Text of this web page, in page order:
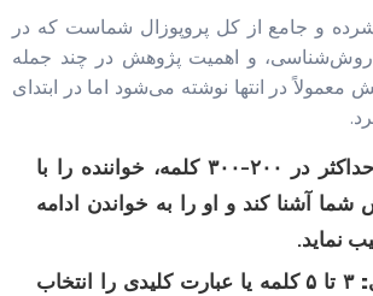
و جامع از کل پروپوزال شماست که در
روش‌شناسی، و اهمیت پژوهش در چند جمله
معمولاً در انتها نوشته می‌شود اما در ابتدای
باید حداکثر در ۲۰۰-۳۰۰ کلمه، خواننده را با
آشنا کند و او را به خواندن ادامه
نماید.
۳ تا ۵ کلمه یا عبارت کلیدی را انتخاب